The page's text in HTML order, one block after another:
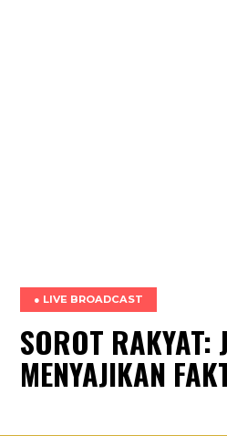
● LIVE BROADCAST
SOROT RAKYAT:
MENYAJIKAN